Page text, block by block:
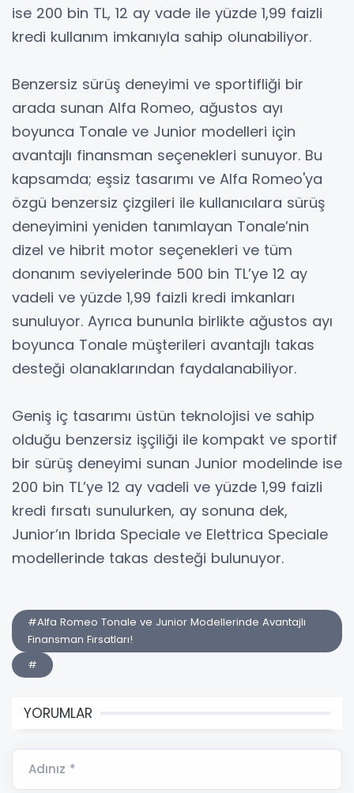
ise 200 bin TL, 12 ay vade ile yüzde 1,99 faizli
kredi kullanım imkanıyla sahip olunabiliyor.
Benzersiz sürüş deneyimi ve sportifliği bir
arada sunan Alfa Romeo, ağustos ayı
boyunca Tonale ve Junior modelleri için
avantajlı finansman seçenekleri sunuyor. Bu
kapsamda; eşsiz tasarımı ve Alfa Romeo'ya
özgü benzersiz çizgileri ile kullanıcılara sürüş
deneyimini yeniden tanımlayan Tonale’nin
dizel ve hibrit motor seçenekleri ve tüm
donanım seviyelerinde 500 bin TL’ye 12 ay
vadeli ve yüzde 1,99 faizli kredi imkanları
sunuluyor. Ayrıca bununla birlikte ağustos ayı
boyunca Tonale müşterileri avantajlı takas
desteği olanaklarından faydalanabiliyor.
Geniş iç tasarımı üstün teknolojisi ve sahip
olduğu benzersiz işçiliği ile kompakt ve sportif
bir sürüş deneyimi sunan Junior modelinde ise
200 bin TL’ye 12 ay vadeli ve yüzde 1,99 faizli
kredi fırsatı sunulurken, ay sonuna dek,
Junior’ın Ibrida Speciale ve Elettrica Speciale
modellerinde takas desteği bulunuyor.
#Alfa Romeo Tonale ve Junior Modellerinde Avantajlı
Finansman Fırsatları!
#
YORUMLAR
Adınız *